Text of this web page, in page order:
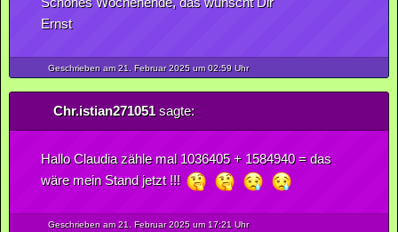
Ernst
Geschrieben am 21. Februar2025um 02:59 Uhr
Chr.istian271051sagte:
Hallo Claudia zähle mal 1036405 + 1584940 = das
wäre mein Stand jetzt !!!
Geschrieben am 21. Februar2025um 17:21 Uhr